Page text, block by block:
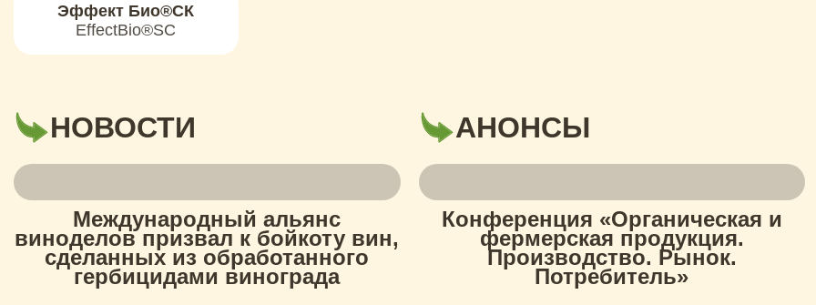
Эффект Био®СК
EffectBio®SC
НОВОСТИ
Международный альянс
виноделов призвал к бойкоту вин,
сделанных из обработанного
гербицидами винограда
АНОНСЫ
Конференция «Органическая и
фермерская продукция.
Производство. Рынок.
Потребитель»